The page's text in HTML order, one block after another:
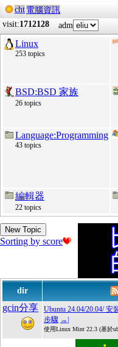
cht 電腦資訊
visit:1712128 adm
Linux
253 topics
BSD:BSD 家族
26 topics
Language:Programming
43 topics
編輯器
22 topics
New Topic
Sorting by score
dir
gcin分享
Ubuntu 24.04/20.04/
步驟 →|
使用Linux Mint 22.3 (基於